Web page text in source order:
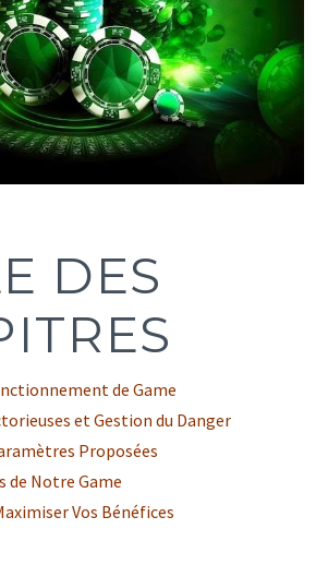
DES
de Game
et Gestion du Danger
Proposées
Notre Game
Vos Bénéfices